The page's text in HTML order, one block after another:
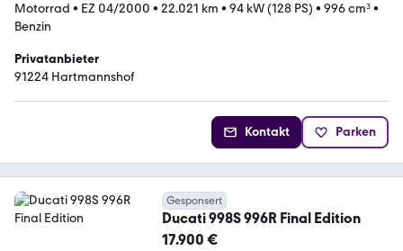
Motorrad • EZ 04/2000 • 22.021 km • 94 kW (128 PS) • 996 cm³•
Benzin
Privatanbieter
91224 Hartmannshof
Kontakt Parken
Gesponsert
Ducati 998S 996R Final Edition
17.900 €